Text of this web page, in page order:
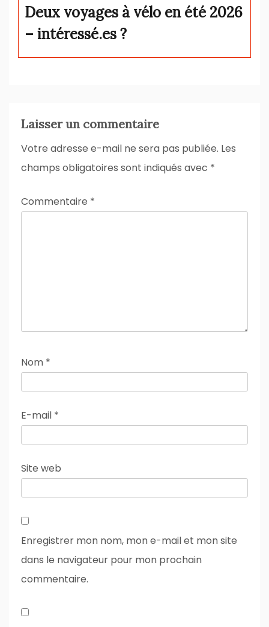
Deux voyages à vélo en été 2026
– intéressé.es ?
Laisser un commentaire
Votre adresse e-mail ne sera pas publiée. Les
champs obligatoires sont indiqués avec *
Commentaire *
Nom *
E-mail *
Site web
Enregistrer mon nom, mon e-mail et mon site
dans le navigateur pour mon prochain
commentaire.